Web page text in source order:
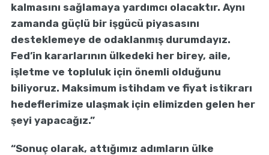
kalmasını sağlamaya yardımcı olacaktır. Aynı
zamanda güçlü bir işgücü piyasasını
desteklemeye de odaklanmış durumdayız.
Fed’in kararlarının ülkedeki her birey, aile,
işletme ve topluluk için önemli olduğunu
biliyoruz. Maksimum istihdam ve fiyat istikrarı
hedeflerimize ulaşmak için elimizden gelen her
şeyi yapacağız.”
“Sonuç olarak, attığımız adımların ülke